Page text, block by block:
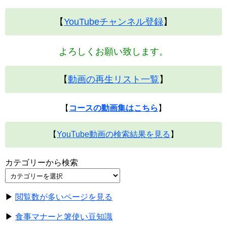
【YouTubeチャンネル登録】
よろしくお願い致します。
【動画の再生リスト一覧 】
【 コースの動画集はこちら 】
【YouTube動画の検索結果を見る 】
カテゴリーから検索
▶ 閲覧数が多いページを見る
▶ 食事マナーと箸使い豆知識